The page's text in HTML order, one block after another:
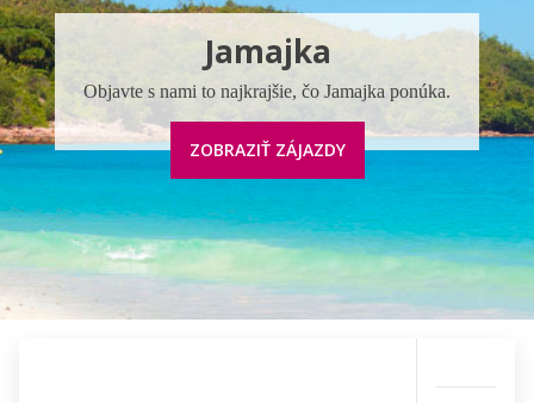
Jamajka
Objavte s nami to najkrajšie, čo Jamajka ponúka.
ZOBRAZIŤ ZÁJAZDY